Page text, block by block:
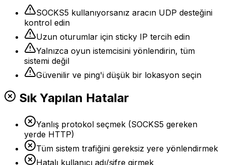
SOCKS5 kullanıyorsanız aracın UDP desteğini
kontrol edin
Uzun oturumlar için sticky IP tercih edin
Yalnızca oyun istemcisini yönlendirin, tüm
sistemi değil
Güvenilir ve ping'i düşük bir lokasyon seçin
Sık Yapılan Hatalar
Yanlış protokol seçmek (SOCKS5 gereken
yerde HTTP)
Tüm sistem trafiğini gereksiz yere yönlendirmek
Hatalı kullanıcı adı/şifre girmek